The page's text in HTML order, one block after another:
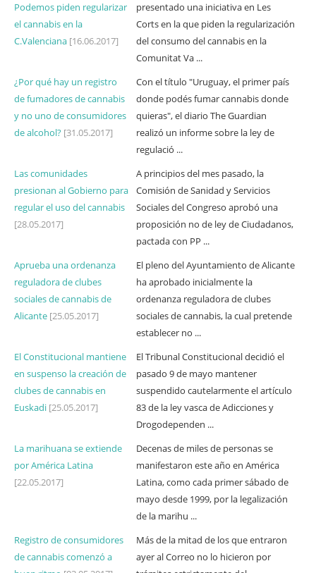
Podemos piden regularizar
el cannabis en la
C.Valenciana [16.06.2017]
presentado una iniciativa en Les
Corts en la que piden la regularización
del consumo del cannabis en la
Comunitat Va ...
¿Por qué hay un registro
de fumadores de cannabis
y no uno de consumidores
de alcohol? [31.05.2017]
Con el título "Uruguay, el primer país
donde podés fumar cannabis donde
quieras", el diario The Guardian
realizó un informe sobre la ley de
regulació ...
Las comunidades
presionan al Gobierno para
regular el uso del cannabis
[28.05.2017]
A principios del mes pasado, la
Comisión de Sanidad y Servicios
Sociales del Congreso aprobó una
proposición no de ley de Ciudadanos,
pactada con PP ...
Aprueba una ordenanza
reguladora de clubes
sociales de cannabis de
Alicante [25.05.2017]
El pleno del Ayuntamiento de Alicante
ha aprobado inicialmente la
ordenanza reguladora de clubes
sociales de cannabis, la cual pretende
establecer no ...
El Constitucional mantiene
en suspenso la creación de
clubes de cannabis en
Euskadi [25.05.2017]
El Tribunal Constitucional decidió el
pasado 9 de mayo mantener
suspendido cautelarmente el artículo
83 de la ley vasca de Adicciones y
Drogodependen ...
La marihuana se extiende
por América Latina
[22.05.2017]
Decenas de miles de personas se
manifestaron este año en América
Latina, como cada primer sábado de
mayo desde 1999, por la legalización
de la marihu ...
Registro de consumidores
de cannabis comenzó a
Más de la mitad de los que entraron
ayer al Correo no lo hicieron por